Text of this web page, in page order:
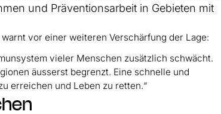
und Präventionsarbeit in Gebieten mit
vor einer weiteren Verschärfung der Lage:
vieler Menschen zusätzlich schwächt.
äusserst begrenzt. Eine schnelle und
erreichen und Leben zu retten.“